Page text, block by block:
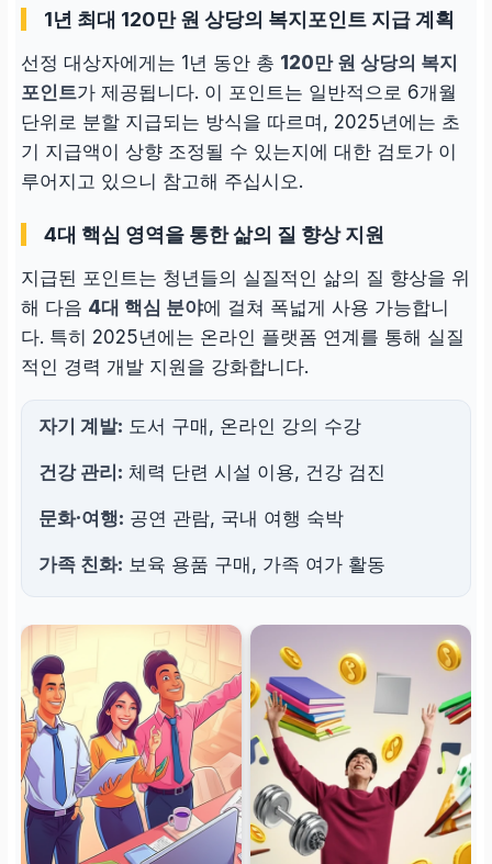
1년 최대 120만 원 상당의 복지포인트 지급 계획
선정 대상자에게는 1년 동안 총 120만 원 상당의 복지
포인트가 제공됩니다. 이 포인트는 일반적으로 6개월
단위로 분할 지급되는 방식을 따르며, 2025년에는 초
기 지급액이 상향 조정될 수 있는지에 대한 검토가 이
루어지고 있으니 참고해 주십시오.
4대 핵심 영역을 통한 삶의 질 향상 지원
지급된 포인트는 청년들의 실질적인 삶의 질 향상을 위
해 다음 4대 핵심 분야에 걸쳐 폭넓게 사용 가능합니
다. 특히 2025년에는 온라인 플랫폼 연계를 통해 실질
적인 경력 개발 지원을 강화합니다.
자기 계발: 도서 구매, 온라인 강의 수강
건강 관리: 체력 단련 시설 이용, 건강 검진
문화·여행: 공연 관람, 국내 여행 숙박
가족 친화: 보육 용품 구매, 가족 여가 활동